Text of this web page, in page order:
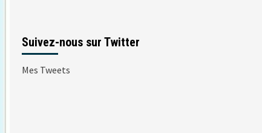
Suivez-nous sur Twitter
Mes Tweets